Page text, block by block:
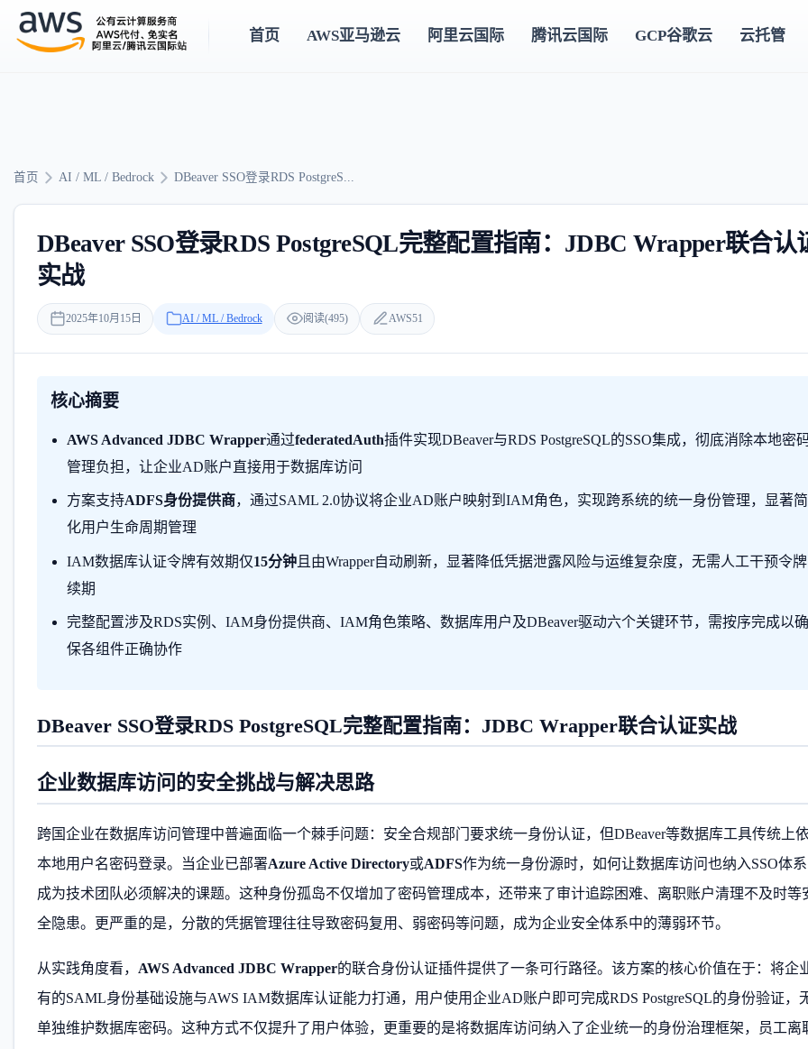
首页 AWS亚马逊云 阿里云国际 腾讯云国际 GCP谷歌云 云托管
首页 AI / ML / Bedrock DBeaver SSO登录RDS PostgreS...
DBeaver SSO登录RDS PostgreSQL完整配置指南：JDBC Wrapper联合认
实战
2025年10月15日 AI / ML / Bedrock 阅读(495) AWS51
核心摘要
AWS Advanced JDBC Wrapper通过federatedAuth插件实现DBeaver与RDS PostgreSQL的SSO集成，彻底消除本地密
管理负担，让企业AD账户直接用于数据库访问
方案支持ADFS身份提供商，通过SAML 2.0协议将企业AD账户映射到IAM角色，实现跨系统的统一身份管理，显著简
化用户生命周期管理
IAM数据库认证令牌有效期仅15分钟且由Wrapper自动刷新，显著降低凭据泄露风险与运维复杂度，无需人工干预令牌
续期
完整配置涉及RDS实例、IAM身份提供商、IAM角色策略、数据库用户及DBeaver驱动六个关键环节，需按序完成以确
保各组件正确协作
DBeaver SSO登录RDS PostgreSQL完整配置指南：JDBC Wrapper联合认证实战
企业数据库访问的安全挑战与解决思路
跨国企业在数据库访问管理中普遍面临一个棘手问题：安全合规部门要求统一身份认证，但DBeaver等数据库工具传统上
本地用户名密码登录。当企业已部署Azure Active Directory或ADFS作为统一身份源时，如何让数据库访问也纳入SSO体
成为技术团队必须解决的课题。这种身份孤岛不仅增加了密码管理成本，还带来了审计追踪困难、离职账户清理不及时等
全隐患。更严重的是，分散的凭据管理往往导致密码复用、弱密码等问题，成为企业安全体系中的薄弱环节。
从实践角度看， AWS Advanced JDBC Wrapper的联合身份认证插件提供了一条可行路径。该方案的核心价值在于：将企
有的SAML身份基础设施与AWS IAM数据库认证能力打通，用户使用企业AD账户即可完成RDS PostgreSQL的身份验证，
单独维护数据库密码。这种方式不仅提升了用户体验，更重要的是将数据库访问纳入了企业统一的身份治理框架，员工离